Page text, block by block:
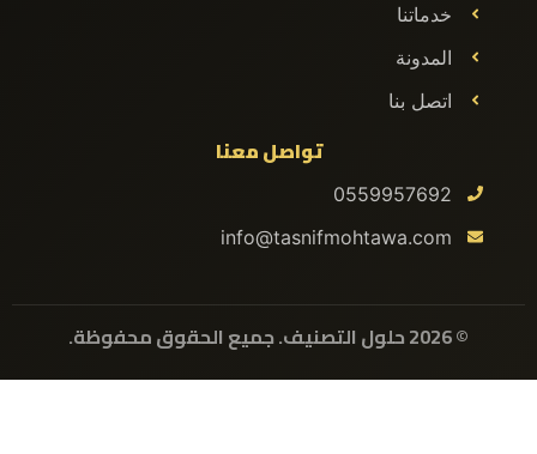
خدماتنا
المدونة
اتصل بنا
تواصل معنا
0559957692
info@tasnifmohtawa.com
© 2026 حلول التصنيف. جميع الحقوق محفوظة.